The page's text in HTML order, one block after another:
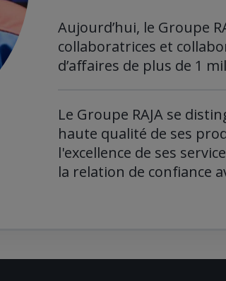
Aujourd’hui, le Groupe
collaboratrices et
d’affaires de plus de 1
Le Groupe RAJA se
haute qualité de ses
l'excellence de ses
la relation de confiance